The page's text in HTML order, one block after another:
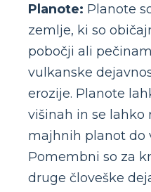
Planote: Planote
zemlje, ki so
pobočji ali
vulkanske
erozije. Planote
višinah in se lahko
majhnih planot do
Pomembni so za
druge človeške